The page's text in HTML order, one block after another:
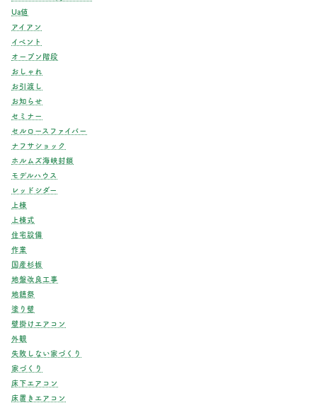
Ua値
アイアン
イベント
オープン階段
おしゃれ
お引渡し
お知らせ
セミナー
セルロースファイバー
ナフサショック
ホルムズ海峡封鎖
モデルハウス
レッドシダー
上棟
上棟式
住宅設備
作業
国産杉板
地盤改良工事
地鎮祭
塗り壁
壁掛けエアコン
外観
失敗しない家づくり
家づくり
床下エアコン
床置きエアコン